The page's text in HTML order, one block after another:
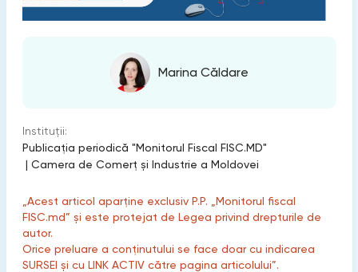
Marina Căldare
Instituții:
Publicaţia periodică "Monitorul Fiscal FISC.MD"
| Camera de Comerţ şi Industrie a Moldovei
„Acest articol aparține exclusiv P.P. „Monitorul fiscal
FISC.md” și este protejat de Legea privind drepturile de
autor.
Orice preluare a conținutului se face doar cu indicarea
SURSEI și cu LINK ACTIV către pagina articolului”.